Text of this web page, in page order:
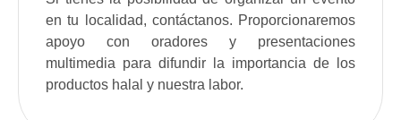
en tu localidad, contáctanos. Proporcionaremos
apoyo con oradores y presentaciones
multimedia para difundir la importancia de los
productos halal y nuestra labor.